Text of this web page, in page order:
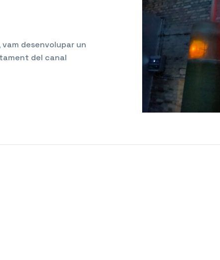
vam desenvolupar un
del canal